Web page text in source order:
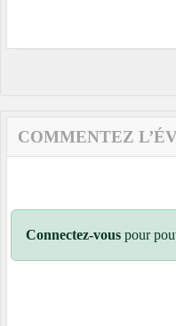
COMMENTEZ
Connectez-vous pour